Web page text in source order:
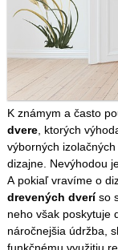
K známym a často
dvere, ktorých
výborných
dizajne. Nevýhodou
A pokiaľ vravíme o
drevených dveríso
neho však poskytuje
náročnejšia údržba,